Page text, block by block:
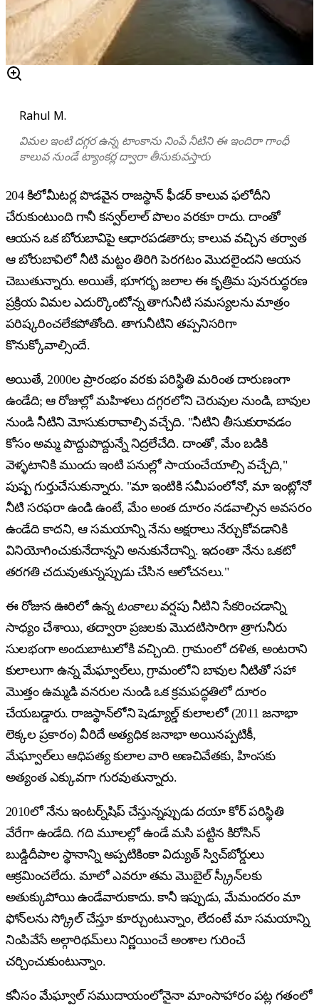
Rahul M.
విమల ఇంటి దగ్గర ఉన్న టాంకాను నింపే నీటిని ఈ ఇందిరా గాంధీ
కాలువ నుండే ట్యాంకర్ల ద్వారా తీసుకువస్తారు
204 కిలోమీటర్ల పొడవైన రాజస్థాన్ ఫీడర్ కాలువ ఫలోదీని
చేరుకుంటుంది గానీ కన్వర్‌లాల్ పొలం వరకూ రాదు. దాంతో
ఆయన ఒక బోరుబావిపై ఆధారపడతారు; కాలువ వచ్చిన తర్వాత
ఆ బోరుబావిలో నీటి మట్టం తిరిగి పెరగటం మొదలైందని ఆయన
చెబుతున్నారు. అయితే, భూగర్భ జలాల ఈ కృత్రిమ పునరుద్ధరణ
ప్రక్రియ విమల ఎదుర్కొంటోన్న తాగునీటి సమస్యలను మాత్రం
పరిష్కరించలేకపోతోంది. తాగునీటిని తప్పనిసరిగా
కొనుక్కోవాల్సిందే.
అయితే, 2000ల ప్రారంభం వరకు పరిస్థితి మరింత దారుణంగా
ఉండేది; ఆ రోజుల్లో మహిళలు దగ్గరలోని చెరువుల నుండి, బావుల
నుండి నీటిని మోసుకురావాల్సి వచ్చేది. "నీటిని తీసుకురావడం
కోసం అమ్మ పొద్దుపొద్దున్నే నిద్రలేచేది. దాంతో, మేం బడికి
వెళ్ళటానికి ముందు ఇంటి పనుల్లో సాయంచేయాల్సి వచ్చేది,"
పుష్ప గుర్తుచేసుకున్నారు. "మా ఇంటికి సమీపంలోనో, మా ఇంట్లోనో
నీటి సరఫరా ఉండి ఉంటే, మేం అంత దూరం నడవాల్సిన అవసరం
ఉండేది కాదని, ఆ సమయాన్ని నేను అక్షరాలు నేర్చుకోవడానికి
వినియోగించుకునేదాన్నని అనుకునేదాన్ని. ఇదంతా నేను ఒకటో
తరగతి చదువుతున్నప్పుడు చేసిన ఆలోచనలు."
ఈ రోజున ఊరిలో ఉన్న టంకాలువర్షపు నీటిని సేకరించడాన్ని
సాధ్యం చేశాయి, తద్వారా ప్రజలకు మొదటిసారిగా త్రాగునీరు
సులభంగా అందుబాటులోకి వచ్చింది. గ్రామంలో దళిత, అంటరాని
కులాలుగా ఉన్న మేఘ్వాల్‌లు, గ్రామంలోని బావుల నీటితో సహా
మొత్తం ఉమ్మడి వనరుల నుండి ఒక క్రమపద్ధతిలో దూరం
చేయబడ్డారు. రాజస్థాన్‌లోని షెడ్యూల్డ్ కులాలలో (2011 జనాభా
లెక్కల ప్రకారం) వీరిదే అత్యధిక జనాభా అయినప్పటికీ,
మేఘ్వాల్‌లు ఆధిపత్య కులాల వారి అణచివేతకు, హింసకు
అత్యంత ఎక్కువగా గురవుతున్నారు.
2010లో నేను ఇంటర్న్‌షిప్ చేస్తున్నప్పుడు దయా కోర్ పరిస్థితి
వేరేగా ఉండేది. గది మూలల్లో ఉండే మసి పట్టిన కిరోసిన్
బుడ్డిదీపాల స్థానాన్ని అప్పటికింకా విద్యుత్ స్విచ్‌బోర్డులు
ఆక్రమించలేదు. మాలో ఎవరూ తమ మొబైల్ స్క్రీన్‌లకు
అతుక్కుపోయి ఉండేవారుకాదు. కానీ ఇప్పుడు, మేమందరం మా
ఫోన్‌లను స్క్రోల్ చేస్తూ కూర్చుంటున్నాం, లేదంటే మా సమయాన్ని
నింపివేసే అల్గారిథమ్‌లు నిర్ణయించే అంశాల గురించే
చర్చించుకుంటున్నాం.
కనీసం మేఘ్వాల్ సముదాయంలోనైనా మాంసాహారం పట్ల గతంలో